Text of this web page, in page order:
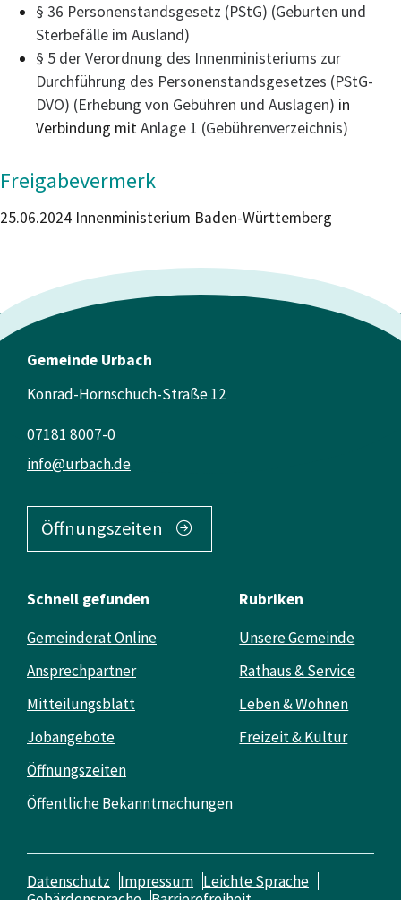
§ 36 Personenstandsgesetz (PStG) (Geburten und
Sterbefälle im Ausland)
§ 5 der Verordnung des Innenministeriums zur
Durchführung des Personenstandsgesetzes (PStG-
DVO) (Erhebung von Gebühren und Auslagen) in
Verbindung mitAnlage 1 (Gebührenverzeichnis)
Freigabevermerk
25.06.2024 Innenministerium Baden-Württemberg
Gemeinde Urbach
Konrad-Hornschuch-Straße 12
info@urbach.de
07181 8007-0
Öffnungszeiten
Schnell gefunden
Gemeinderat Online
Ansprechpartner
Mitteilungsblatt
Jobangebote
Öffnungszeiten
Öffentliche Bekanntmachungen
Rubriken
Unsere Gemeinde
Rathaus & Service
Leben & Wohnen
Freizeit & Kultur
Datenschutz Impressum Leichte Sprache